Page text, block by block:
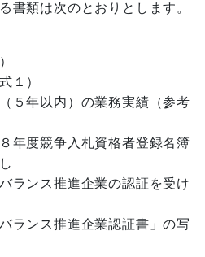
書類は次のとおりとします。
１）
５年以内）の業務実績（参考
年度競争入札資格者登録名簿
ランス推進企業の認証を受け
ランス推進企業認証書」の写